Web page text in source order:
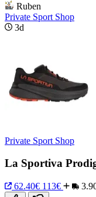
Ruben
Private Sport Shop
3d
Private Sport Shop
La Sportiva
62.40€ 113€